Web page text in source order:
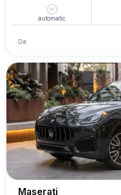
automatic
Da
Maserati